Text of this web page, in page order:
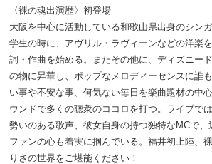
〈裸の魂出演歴〉初登場
大阪を中心に活動している和歌山県出身のシン
学生の時に、アヴリル・ラヴィーンなどの洋楽
詞・作曲を始める。またその他に、ディズニー
の物に昇華し、ポップなメロディーセンスに誰
い事や不安な事、何気ない毎日を楽曲題材の中
ウンドで多くの聴衆のココロを打つ。ライブで
勢いのある歌声、彼女自身の持つ独特なMCで、
ファンの心も着実に掴んでいる。福井初上陸、
りさの世界をご堪能ください！